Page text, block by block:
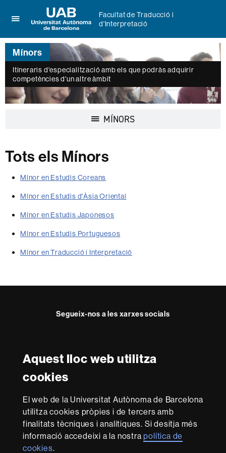
Aquest lloc web utilitza
cookies
El web de la Universitat Autònoma de Barcelona
utilitza cookies pròpies i de tercers amb
finalitats tècniques i analítiques. Si desitja més
informació accedeixi a la nostrapolítica de
cookies.
per
desplegar
el
menú
de
Facultat
de
Universitat
Autònoma
Barcelona
Facultat de Traducció i
d'Interpretació
Mínors
Itineraris d'especialització amb els que podràs adquirir
competències d'un altre àmbit
MÍNORS
Tots els Mínors
Mínor en Estudis Coreans
Mínor en Estudis d'Àsia Oriental
Mínor en Estudis Japonesos
Mínor en Estudis Portuguesos
Mínor en Traducció i Interpretació
Segueix-nos a les xarxes socials
Reconeixement internacional de l'excel·lència
in
Research
-
Euraxess
Amb el finançament de